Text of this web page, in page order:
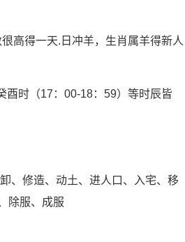
高得一天.日冲羊，生肖属羊得新人
酉时（17：00-18：59）等时辰皆
、修造、动土、进人口、入宅、移
除服、成服